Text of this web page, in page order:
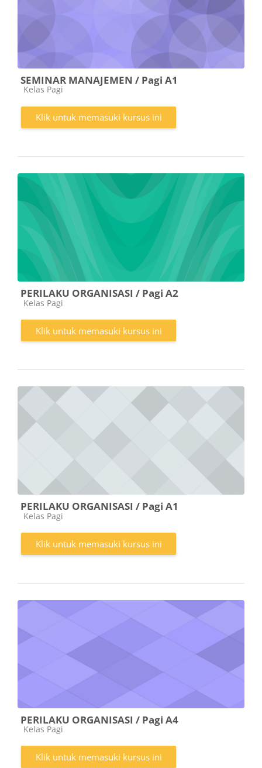
SEMINAR MANAJEMEN / Pagi A1
Kategori kursus
Kelas Pagi
Klik untuk memasuki kursus ini
PERILAKU ORGANISASI / Pagi A2
Kategori kursus
Kelas Pagi
Klik untuk memasuki kursus ini
PERILAKU ORGANISASI / Pagi A1
Kategori kursus
Kelas Pagi
Klik untuk memasuki kursus ini
PERILAKU ORGANISASI / Pagi A4
Kategori kursus
Kelas Pagi
Klik untuk memasuki kursus ini